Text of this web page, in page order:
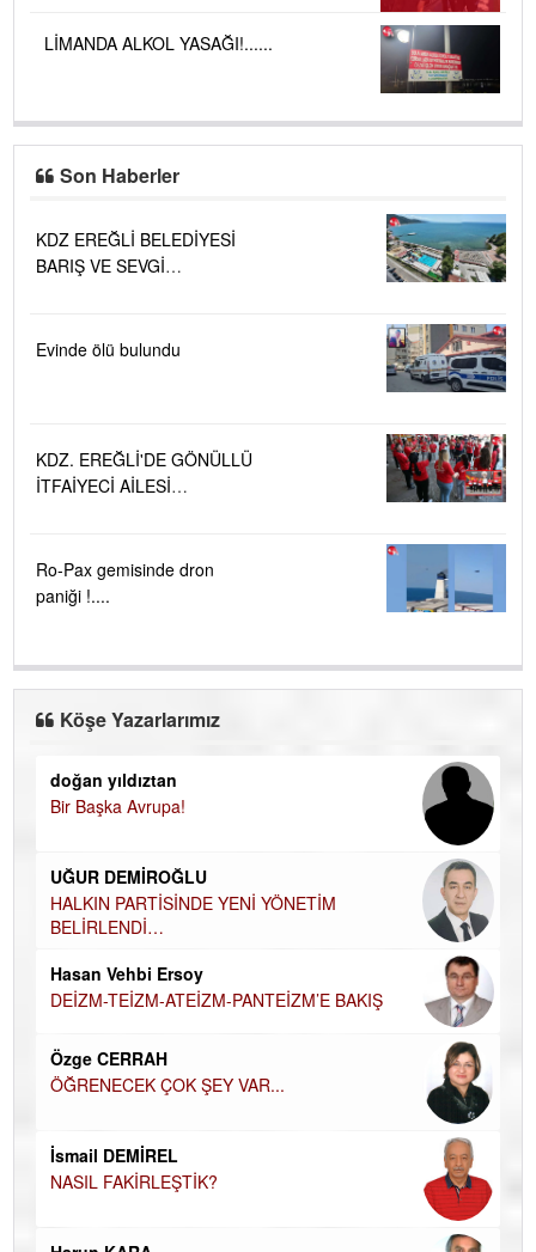
LİMANDA ALKOL YASAĞI!......
Son Haberler
KDZ EREĞLİ BELEDİYESİ
BARIŞ VE SEVGİ
Evinde ölü bulundu
KDZ. EREĞLİ'DE GÖNÜLLÜ
İTFAİYECİ AİLESİ
Ro-Pax gemisinde dron
paniği !....
Köşe Yazarlarımız
doğan yıldıztan
Bir Başka Avrupa!
UĞUR DEMİROĞLU
HALKIN PARTİSİNDE YENİ YÖNETİM
BELİRLENDİ…
Hasan Vehbi Ersoy
DEİZM-TEİZM-ATEİZM-PANTEİZM’E BAKIŞ
Özge CERRAH
ÖĞRENECEK ÇOK ŞEY VAR...
İsmail DEMİREL
NASIL FAKİRLEŞTİK?